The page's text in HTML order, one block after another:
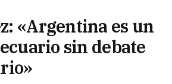
«Argentina es un
sin debate